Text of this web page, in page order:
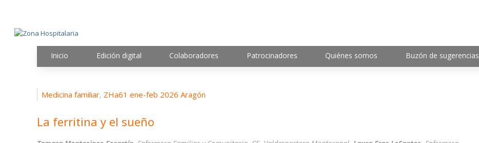
Inicio Edición digital Colaboradores Patrocinadores Quiénes somos Buzón de sugerencias
Medicina familiar, ZHa61 ene-feb 2026 Aragón
La ferritina y el sueño